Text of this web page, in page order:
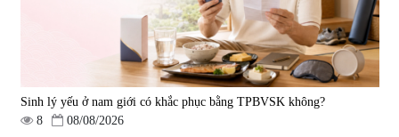
Sinh lý yếu ở nam giới có khắc phục bằng TPBVSK không?
8
08/08/2026